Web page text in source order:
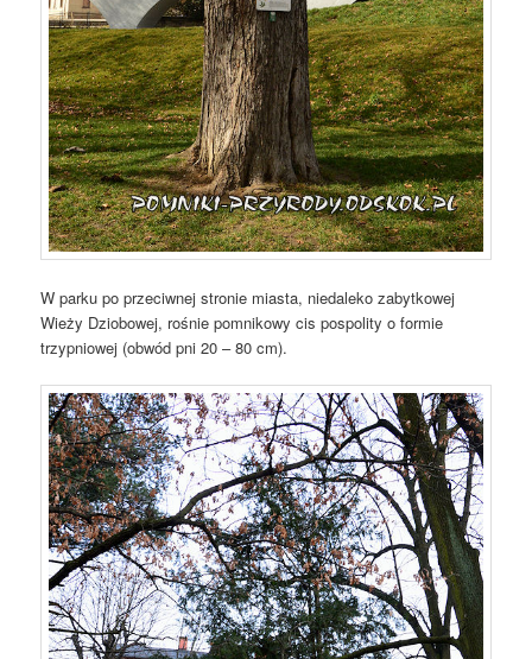
W parku po przeciwnej stronie miasta, niedaleko zabytkowej
Wieży Dziobowej, rośnie pomnikowy cis pospolity o formie
trzypniowej (obwód pni 20 – 80 cm).